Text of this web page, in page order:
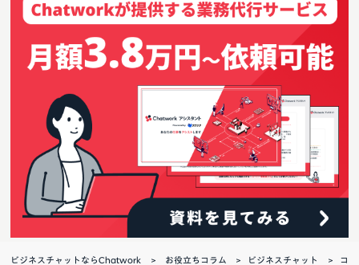
ビジネスチャットならChatwork お役立ちコラム ビジネスチャット
コ